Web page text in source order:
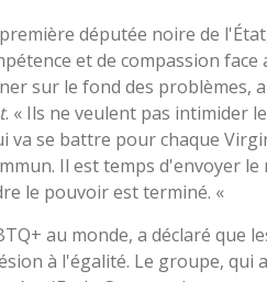
députée noire de
et de compassion face
sur le fond des problèmes,
. « Ils ne veulent pas intimider
va se battre pour chaque
Il est temps d'envoyer le
le pouvoir est terminé. «
au monde, a déclaré que
à l'égalité. Le groupe, qui